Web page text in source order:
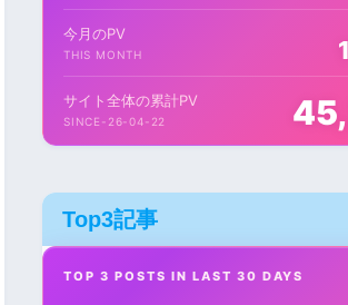
今月のPV
THIS MONTH
サイト全体の累計PV
SINCE-26-04-22
Top3記事
TOP 3 POSTS IN LAST 30 DAYS